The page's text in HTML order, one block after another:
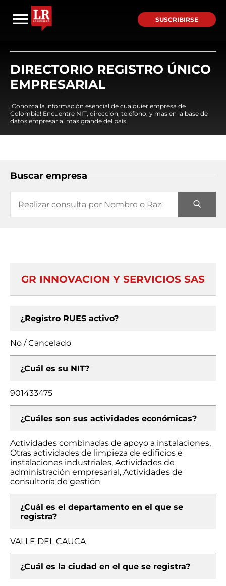
SUSCRIBIRSE
DIRECTORIO REGISTRO ÚNICO
EMPRESARIAL
¡Conozca la información esencial de cualquier empresa de
Colombia! Encuentre NIT, dirección, teléfono, y mas en la base de
datos empresarial mas grande del país.
Buscar empresa
GR INNOVACION Y SERVICIOS SAS
¿Registro RUES activo?
No / Cancelado
¿Cuál es su NIT?
901433475
¿Cuáles son sus actividades económicas?
Actividades combinadas de apoyo a instalaciones,
Otras actividades de limpieza de edificios e
instalaciones industriales, Actividades de
administración empresarial, Actividades de
consultoría de gestión
¿Cuál es el departamento en el que se
registra?
VALLE DEL CAUCA
¿Cuál es la ciudad en el que se registra?